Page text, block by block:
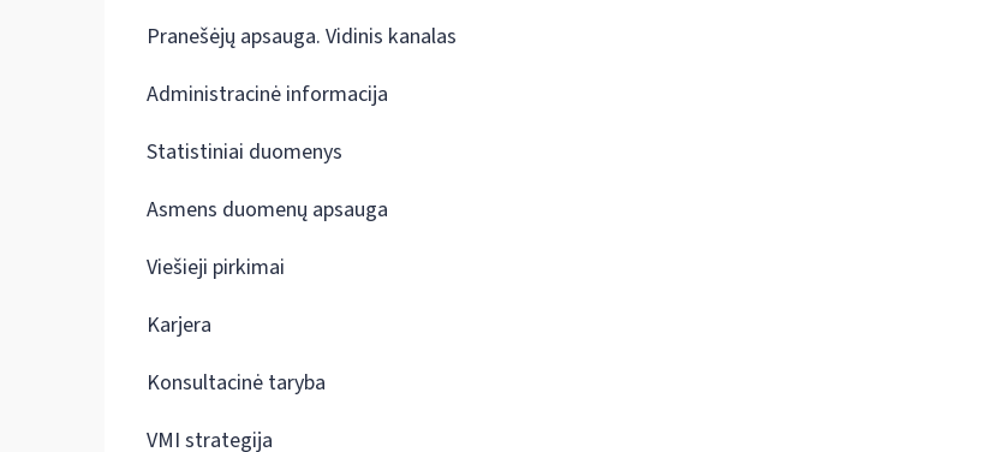
Pranešėjų apsauga. Vidinis kanalas
Administracinė informacija
Statistiniai duomenys
Asmens duomenų apsauga
Viešieji pirkimai
Karjera
Konsultacinė taryba
VMI strategija